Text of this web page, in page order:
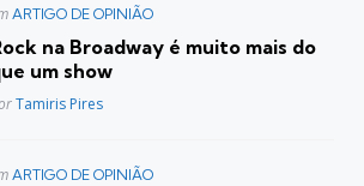
ARTIGO DE OPINIÃO
na Broadway é muito mais do
um show
Tamiris Pires
ARTIGO DE OPINIÃO